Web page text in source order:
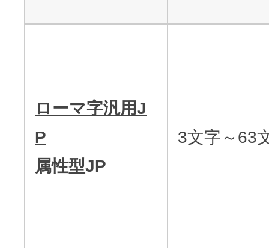
ローマ字汎用J
P
属性型JP
3文字～63